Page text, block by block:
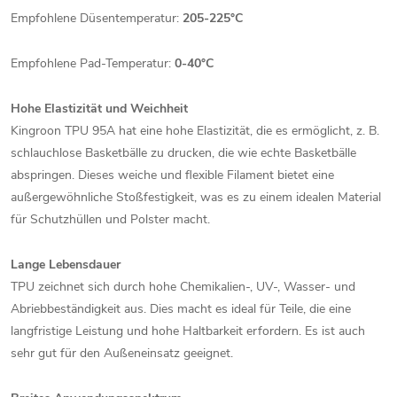
Empfohlene Düsentemperatur: 205-225°C
Empfohlene Pad-Temperatur: 0-40°C
Hohe Elastizität und Weichheit
Kingroon TPU 95A hat eine hohe Elastizität, die es ermöglicht, z. B.
schlauchlose Basketbälle zu drucken, die wie echte Basketbälle
abspringen. Dieses weiche und flexible Filament bietet eine
außergewöhnliche Stoßfestigkeit, was es zu einem idealen Material
für Schutzhüllen und Polster macht.
Lange Lebensdauer
TPU zeichnet sich durch hohe Chemikalien-, UV-, Wasser- und
Abriebbeständigkeit aus. Dies macht es ideal für Teile, die eine
langfristige Leistung und hohe Haltbarkeit erfordern. Es ist auch
sehr gut für den Außeneinsatz geeignet.